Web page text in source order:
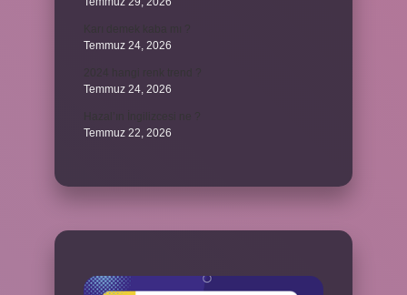
Temmuz 24, 2026
Temmuz 24, 2026
Temmuz 22, 2026